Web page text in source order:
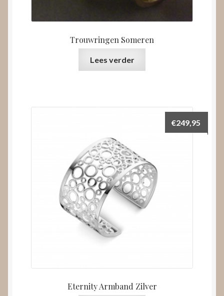
Trouwringen Someren
Lees verder
Eternity Armband Zilver
€249,95